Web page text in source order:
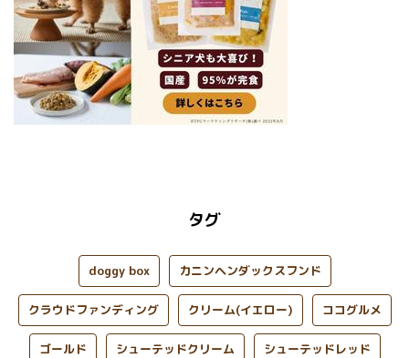
タグ
doggy box カニンヘンダックスフンド
クラウドファンディング クリーム(イエロー) ココグルメ
ゴールド シューテッドクリーム シューテッドレッド